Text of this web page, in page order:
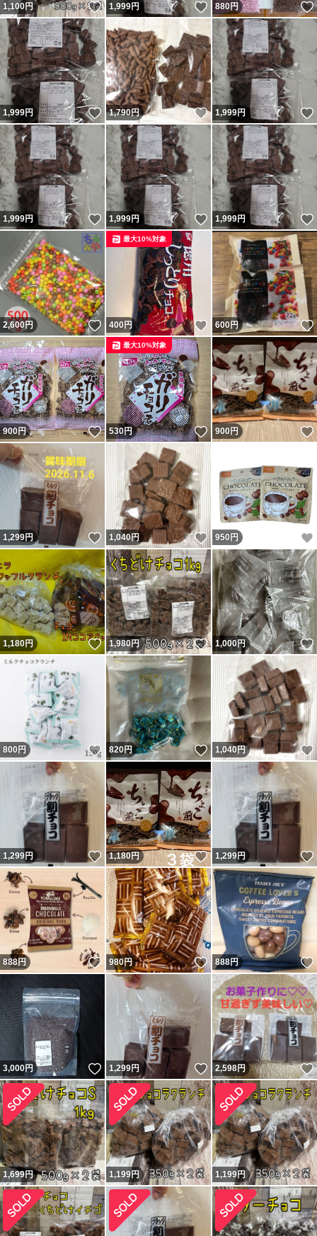
1,100円 いいね！
1,999円 いいね！
880円
1,999円 いいね！
1,790円 いいね！
1,999円
1,999円 いいね！
1,999円 いいね！
1,999円
2,600円 いいね！
400円 いいね！
最大10%対象
600円
900円 いいね！
530円 いいね！
最大10%対象
900円
1,299円 いいね！
1,040円 いいね！
950 円
1,180円 いいね！
1,980円 いいね！
1,000円
800 円 いいね！
820円 いいね！
1,040円
1,299円 いいね！
1,180円 いいね！
1,299円
888円 いいね！
980円 いいね！
888円
3,000円 いいね！
1,299円 いいね！
2,598円
1,699円 1,199円 1,199円